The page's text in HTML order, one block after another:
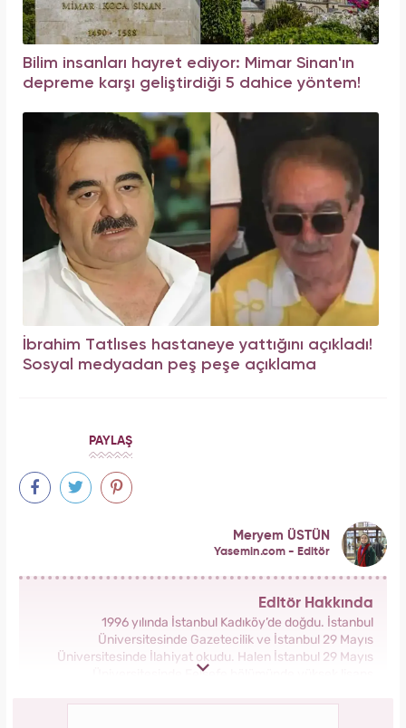
Bilim insanları hayret ediyor: Mimar Sinan'ın
depreme karşı geliştirdiği 5 dahice yöntem!
İbrahim Tatlıses hastaneye yattığını açıkladı!
Sosyal medyadan peş peşe açıklama
PAYLAŞ
Meryem ÜSTÜN
Yasemin.com - Editör
Editör Hakkında
1996 yılında İstanbul Kadıköy’de doğdu. İstanbul
Üniversitesinde Gazetecilik ve İstanbul 29 Mayıs
Üniversitesinde İlahiyat okudu. Halen İstanbul 29 Mayıs
Üniversitesinde Felsefe bölümünde yüksek lisans
bünyesinde yer alan Yasemin.com kadın sitesinde İçerik